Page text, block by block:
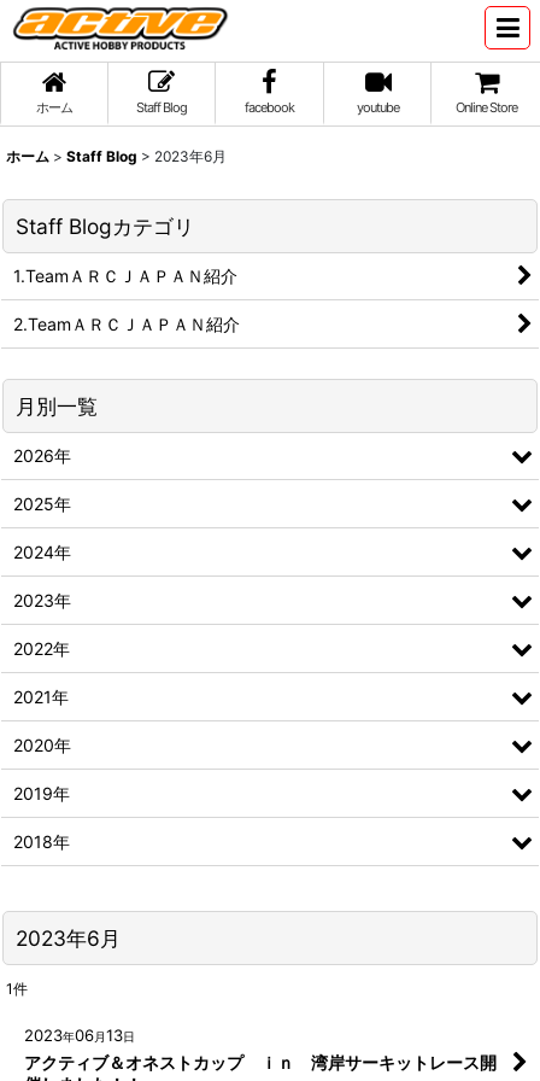
ホーム Staff Blog facebook youtube Online Store
ホーム > Staff Blog > 2023年6月
2023年6月
1件
2023年06月13日
アクティブ＆オネストカップ ｉｎ 湾岸サーキットレース開
Staff Blogカテゴリ
1.TeamＡＲＣＪＡＰＡＮ紹介
2.TeamＡＲＣＪＡＰＡＮ紹介
月別一覧
2026年
2025年
2024年
2023年
2022年
2021年
2020年
2019年
2018年